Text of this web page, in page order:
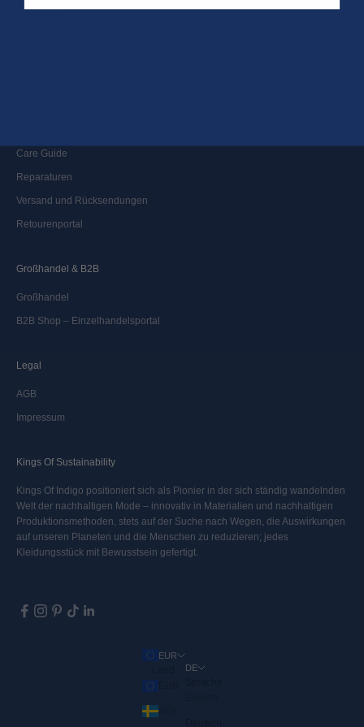
Newsletter
Care Guide
Reparaturen
Versand und Rücksendungen
Retourenportal
Großhandel & B2B
Großhandel
B2B Shop – Einzelhandelsportal
Legal
AGB
Impressum
Kings Of Sustainability
Kings Of Indigo positioniert sich als Pionier in der sich ständig wandelnden
Welt der nachhaltigen Mode – innovativ in Materialien und nachhaltigen
Produktionsmethoden, stets auf der Suche nach Wegen, die Auswirkungen
auf unseren Planeten und die Menschen zu reduzieren; jedes
Kleidungsstück mit Bewusstsein gefertigt.
EUR
SEK
DE